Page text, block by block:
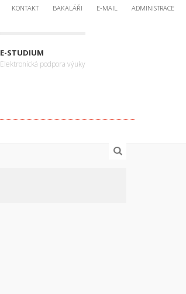
KONTAKT BAKALÁŘI E-MAIL ADMINISTRACE
E-STUDIUM
Elektronická podpora výuky